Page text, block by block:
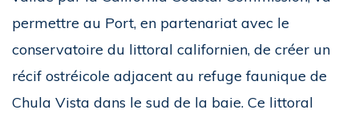
permettre au Port, en partenariat avec le
conservatoire du littoral californien, de créer un
récif ostréicole adjacent au refuge faunique de
Chula Vista dans le sud de la baie. Ce littoral